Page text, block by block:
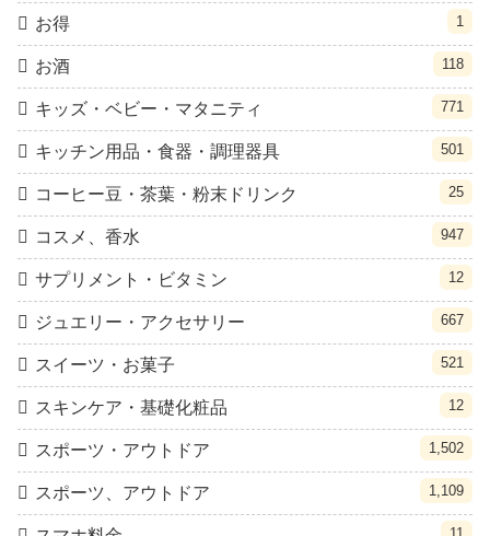
お得 1
お酒 118
キッズ・ベビー・マタニティ 771
キッチン用品・食器・調理器具 501
コーヒー豆・茶葉・粉末ドリンク 25
コスメ、香水 947
サプリメント・ビタミン 12
ジュエリー・アクセサリー 667
スイーツ・お菓子 521
スキンケア・基礎化粧品 12
スポーツ・アウトドア 1,502
スポーツ、アウトドア 1,109